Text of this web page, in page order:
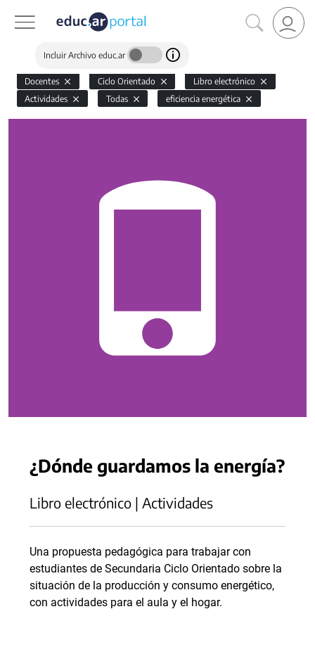
Incluir Archivo educ.ar
Docentes Ciclo Orientado
Libro electrónico
Actividades
Todas eficiencia energética
¿Dónde guardamos la energía?
Libro electrónico | Actividades
Una propuesta pedagógica para trabajar con
estudiantes de Secundaria Ciclo Orientado sobre la
situación de la producción y consumo energético,
con actividades para el aula y el hogar.